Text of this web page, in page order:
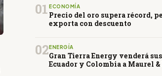
01 ECONOMÍA
Precio del oro supera récord,
exporta con descuento
02 ENERGÍA
Gran Tierra Energy venderá
Ecuador y Colombia a Maurel